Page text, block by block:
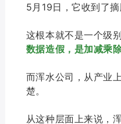
5月19日，它收到了摘
这根本就不是一个级
数据造假，是加减乘
而浑水公司，从产业
楚。
从这种层面上来说，